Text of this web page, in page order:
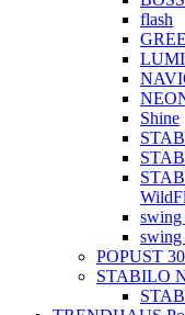
flash
Shine
swing
swing
POPUST
STABILO